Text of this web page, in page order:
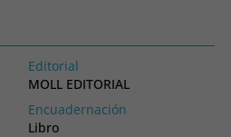
Editorial
MOLL EDITORIAL
Encuadernación
Libro